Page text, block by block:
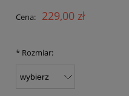
Cena: 229,00 zł
* Rozmiar: